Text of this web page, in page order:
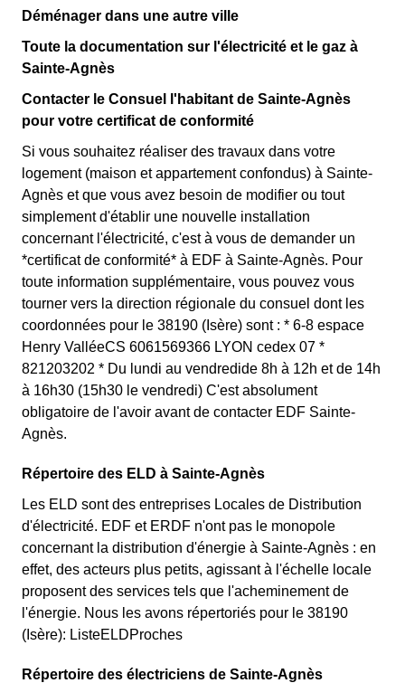
Déménager dans une autre ville
Toute la documentation sur l'électricité et le gaz à
Sainte-Agnès
Contacter le Consuel l'habitant de Sainte-Agnès
pour votre certificat de conformité
Si vous souhaitez réaliser des travaux dans votre
logement (maison et appartement confondus) à Sainte-
Agnès et que vous avez besoin de modifier ou tout
simplement d'établir une nouvelle installation
concernant l'électricité, c'est à vous de demander un
*certificat de conformité* à EDF à Sainte-Agnès. Pour
toute information supplémentaire, vous pouvez vous
tourner vers la direction régionale du consuel dont les
coordonnées pour le 38190 (Isère) sont : * 6-8 espace
Henry ValléeCS 6061569366 LYON cedex 07 *
821203202 * Du lundi au vendredide 8h à 12h et de 14h
à 16h30 (15h30 le vendredi) C'est absolument
obligatoire de l'avoir avant de contacter EDF Sainte-
Agnès.
Répertoire des ELD à Sainte-Agnès
Les ELD sont des entreprises Locales de Distribution
d'électricité. EDF et ERDF n'ont pas le monopole
concernant la distribution d'énergie à Sainte-Agnès : en
effet, des acteurs plus petits, agissant à l'échelle locale
proposent des services tels que l'acheminement de
l'énergie. Nous les avons répertoriés pour le 38190
(Isère): ListeELDProches
Répertoire des électriciens de Sainte-Agnès